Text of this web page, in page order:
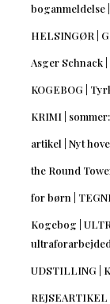
boganmeldelse
HELSINGØR |
Asger Schnack
KOGEBOG |
KRIMI |
artikel | Nyt
the Round
for børn |
Kogebog |
UDSTILLING |